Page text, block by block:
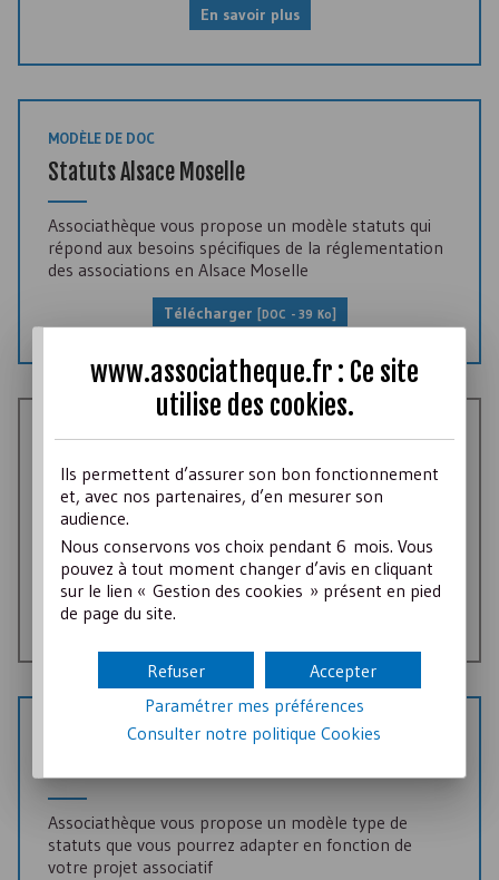
En savoir plus
MODÈLE DE DOC
Statuts Alsace Moselle
Associathèque vous propose un modèle statuts qui
répond aux besoins spécifiques de la réglementation
des associations en Alsace Moselle
Télécharger [DOC - 39 Ko]
TEXTE DE LOI
Code civil local
Le Code civil local régit les associations d'Alsace
Moselle dans trois départements (le Haut-Rhin, le
Bas-Rhin et la Moselle).
Télécharger
MODÈLE DE DOC
Associathèque vous propose un modèle type de
statuts que vous pourrez adapter en fonction de
votre projet associatif
www.associatheque.fr : Ce site
utilise des cookies.
Ils permettent d’assurer son bon fonctionnement
et, avec nos partenaires, d’en mesurer son
audience.
Nous conservons vos choix pendant 6 mois. Vous
pouvez à tout moment changer d’avis en cliquant
sur le lien « Gestion des cookies » présent en pied
de page du site.
Accepter
Refuser
Paramétrer mes préférences
Consulter notre politiqueCookies